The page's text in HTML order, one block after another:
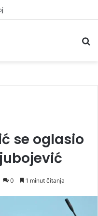
se oglasio
0 1 minut čitanja